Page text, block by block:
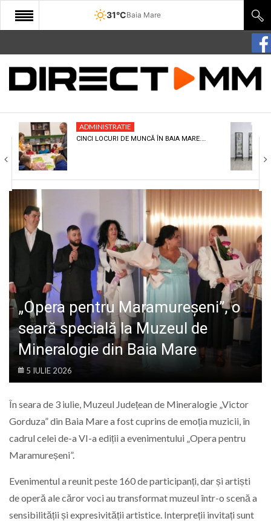
31°CBaia Mare
START
COMUNITATE
CULTURA
ECONOMIE
SANATATE
SPORT
SPECIAL
POLITIC
ADMINISTRATIE
CINCI LOCURI DE MUNCĂ ÎN BAIA MARE.…
„Opera pentru Maramureșeni”, o
seară specială la Muzeul de
Mineralogie din Baia Mare
5 IULIE 2026
În seara de 3 iulie, Muzeul Județean de Mineralogie „Victor
Gorduza” din Baia Mare a fost cuprins de emoția muzicii, în
cadrul celei de-a VI-a ediții a evenimentului „Opera pentru
Maramureșeni”.
Evenimentul a reunit peste 160 de participanți, dar și artiști
de operă ale căror voci au transformat muzeul într-o scenă a
sensibilității și expresivității artistice. Interpreții invitați sunt